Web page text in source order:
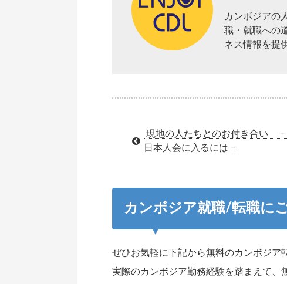
カンボジアの
職・就職への
ネス情報を提
現地の人たちとのお付き合い －
日本人会に入るには－
カンボジア就職/転職に
ぜひお気軽に下記から無料のカンボジア
実際のカンボジア勤務経験を踏まえて、